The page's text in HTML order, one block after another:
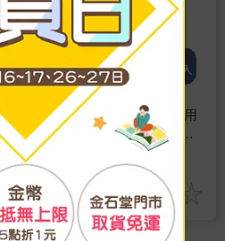
Comefree康芙麗冰熱兩用
敷袋（9吋－中）－2入－
加入購物車